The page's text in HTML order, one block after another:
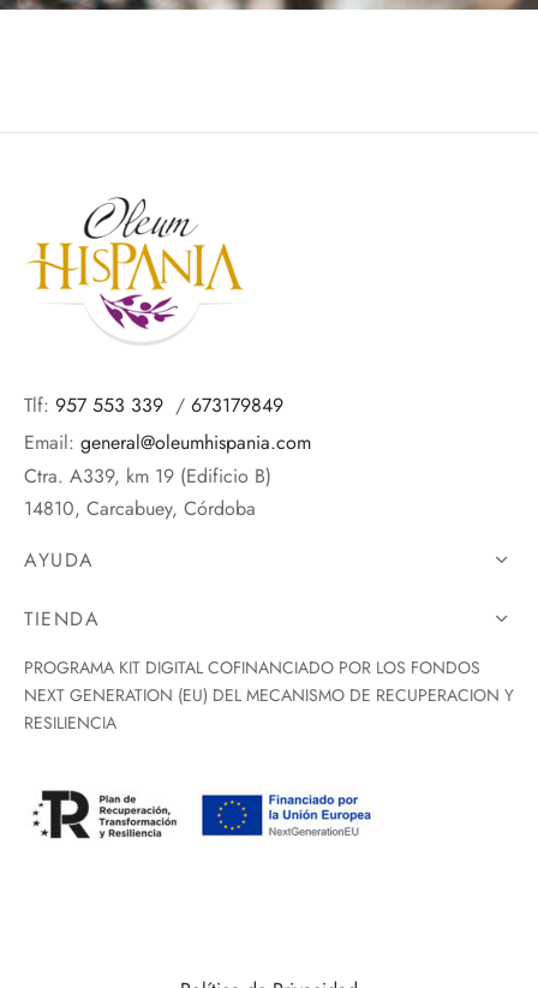
Tlf: 957 553 339 / 673179849
Email: general@oleumhispania.com
Ctra. A339, km 19 (Edificio B)
14810, Carcabuey, Córdoba
AYUDA
TIENDA
PROGRAMA KIT DIGITAL COFINANCIADO POR LOS FONDOS
NEXT GENERATION (EU) DEL MECANISMO DE RECUPERACION Y
RESILIENCIA